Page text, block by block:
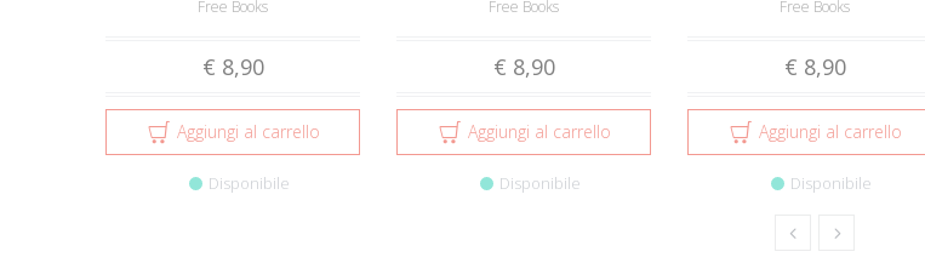
Free Books
€ 8,90
Aggiungi al carrello
Disponibile
Free Books
€ 8,90
Aggiungi al carrello
Disponibile
Free Books
€ 8,90
Aggiungi al carrello
Disponibile